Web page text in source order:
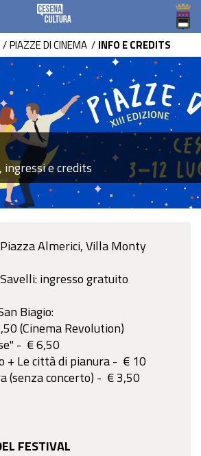
/PIAZZE DI CINEMA / INFO E CREDITS
e credits
Almerici, Villa Monty
ingresso gratuito
Biagio:
(Cinema Revolution)
- € 6,50
+ Le città di pianura - € 10
(senza concerto) - € 3,50
FESTIVAL